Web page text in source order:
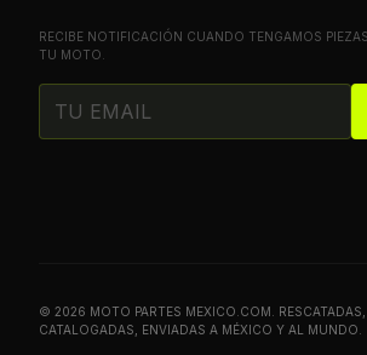
RECIBE NOTIFICACIÓN CUANDO TENGAMOS
TU MOTO.
© 2026 MOTO PARTES MEXICO.COM. RESCATADAS,
CATALOGADAS, ENVIADAS A MÉXICO Y AL MUNDO.